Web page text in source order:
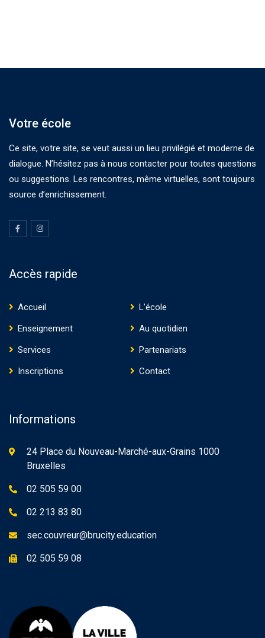
Votre école
Ce site, votre site, se veut aussi un lieu privilégié et moderne de
dialogue. N’hésitez pas à nous contacter pour toutes questions
ou suggestions. Les rencontres, même virtuelles, sont toujours
source d’enrichissement.
Accès rapide
Accueil
L’école
Enseignement
Au quotidien
Services
Partenariats
Inscriptions
Contact
Informations
24 Place du Nouveau-Marché-aux-Grains 1000
Bruxelles
02 505 59 00
02 213 83 80
sec.couvreur@brucity.education
02 505 59 08